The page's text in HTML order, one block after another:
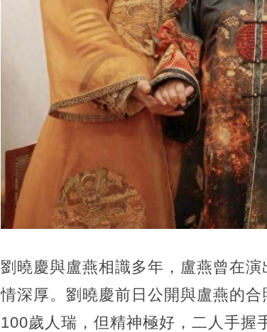
劉曉慶與盧燕相識多年，盧燕曾在
情深厚。劉曉慶前日公開與盧燕的
100歲人瑞，但精神極好，二人手握